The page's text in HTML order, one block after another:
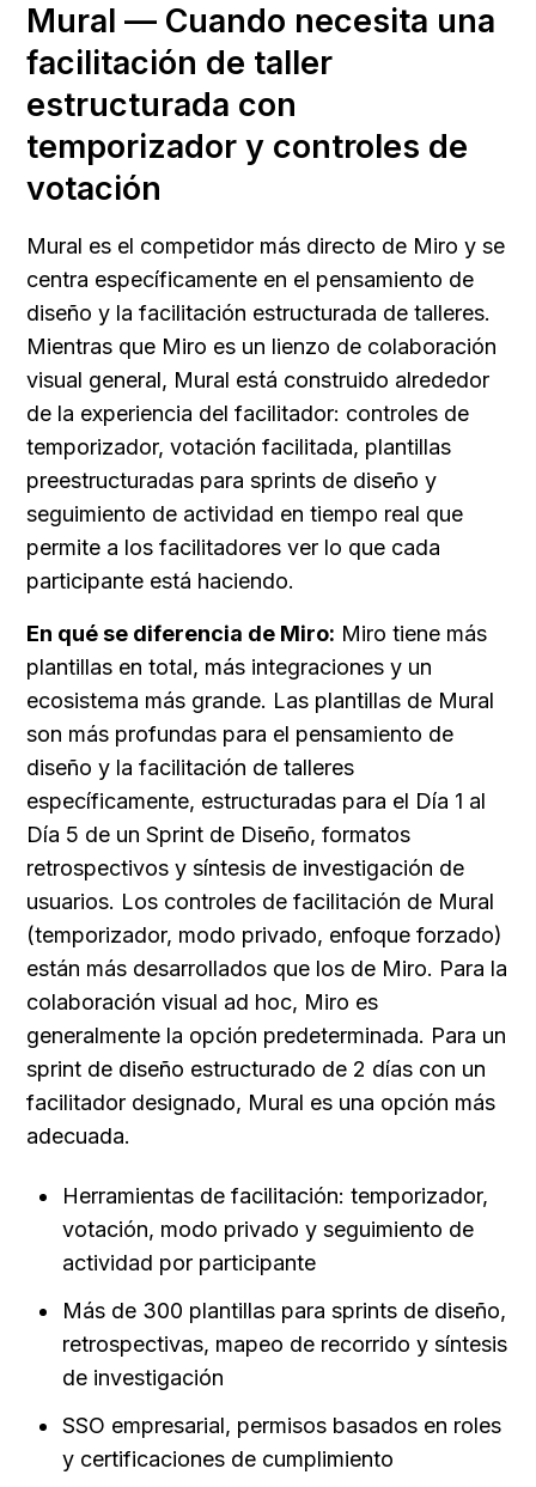
Mural — Cuando necesita una
facilitación de taller
estructurada con
temporizador y controles de
votación
Mural es el competidor más directo de Miro y se
centra específicamente en el pensamiento de
diseño y la facilitación estructurada de talleres.
Mientras que Miro es un lienzo de colaboración
visual general, Mural está construido alrededor
de la experiencia del facilitador: controles de
temporizador, votación facilitada, plantillas
preestructuradas para sprints de diseño y
seguimiento de actividad en tiempo real que
permite a los facilitadores ver lo que cada
participante está haciendo.
En qué se diferencia de Miro: Miro tiene más
plantillas en total, más integraciones y un
ecosistema más grande. Las plantillas de Mural
son más profundas para el pensamiento de
diseño y la facilitación de talleres
específicamente, estructuradas para el Día 1 al
Día 5 de un Sprint de Diseño, formatos
retrospectivos y síntesis de investigación de
usuarios. Los controles de facilitación de Mural
(temporizador, modo privado, enfoque forzado)
están más desarrollados que los de Miro. Para la
colaboración visual ad hoc, Miro es
generalmente la opción predeterminada. Para un
sprint de diseño estructurado de 2 días con un
facilitador designado, Mural es una opción más
adecuada.
Herramientas de facilitación: temporizador,
votación, modo privado y seguimiento de
actividad por participante
Más de 300 plantillas para sprints de diseño,
retrospectivas, mapeo de recorrido y síntesis
de investigación
SSO empresarial, permisos basados en roles
y certificaciones de cumplimiento